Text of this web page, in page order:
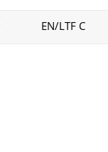
EN/LTF C